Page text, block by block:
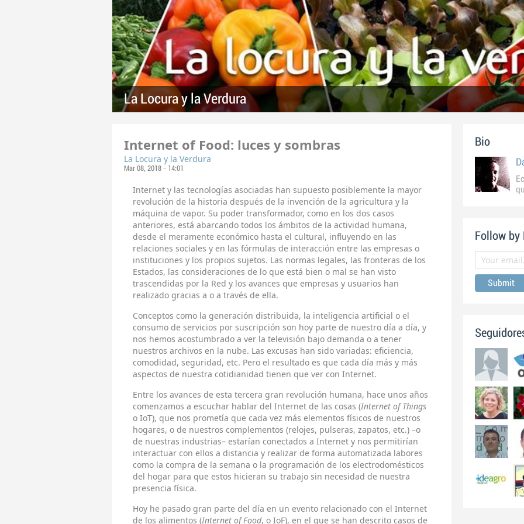
La Locura y la Verdura
Internet of Food: luces y sombras
La Locura y la Verdura
Mar 08, 2018 - 14:01
Internet y las tecnologías asociadas han supuesto posiblemente la mayor
revolución de la historia después de la invención de la agricultura y la
máquina de vapor. Su poder transformador, como en los dos casos
anteriores, está abarcando todos los ámbitos de la actividad humana,
desde el meramente económico hasta el cultural, influyendo en las
relaciones sociales y en las fórmulas de interacción entre las empresas o
instituciones y los propios sujetos. Las normas legales, las fronteras de los
Estados, las consideraciones de lo que está bien o mal se han visto
trascendidas por la Red y los avances que empresas y usuarios han
realizado gracias a o a través de ella.
Conceptos como la generación distribuida, la inteligencia artificial o el
consumo de servicios por suscripción son hoy parte de nuestro día a día, y
nos hemos acostumbrado a ver la televisión bajo demanda o a tener
nuestros archivos en la nube. Las excusas han sido variadas: eficiencia,
comodidad, seguridad, etc. Pero el resultado es que cada día más y más
aspectos de nuestra cotidianidad tienen que ver con Internet.
Entre los avances de esta tercera gran revolución humana, hace unos años
comenzamos a escuchar hablar del Internet de las cosas (Internet of Things
o IoT), que nos prometía que cada vez más elementos físicos de nuestros
hogares, o de nuestros complementos (relojes, pulseras, zapatos, etc.) –o
de nuestras industrias– estarían conectados a Internet y nos permitirían
interactuar con ellos a distancia y realizar de forma automatizada labores
como la compra de la semana o la programación de los electrodomésticos
del hogar para que estos hicieran su trabajo sin necesidad de nuestra
presencia física.
Hoy he pasado gran parte del día en un evento relacionado con el Internet
de los alimentos (Internet of Food, o IoF), en el que se han descrito casos de
Bio
Follow by